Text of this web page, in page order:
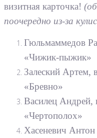
визитная карточка!
поочередно из-за
Гюльмаммедов
«Чижик-пыжик»
Залеский Артем,
«Бревно»
Василец Андрей,
«Чертополох»
Хасеневич